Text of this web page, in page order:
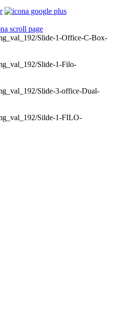
Slide-1-Office-C-Box-
Slide-1-Filo-
Slide-3-office-Dual-
Silde-1-FILO-